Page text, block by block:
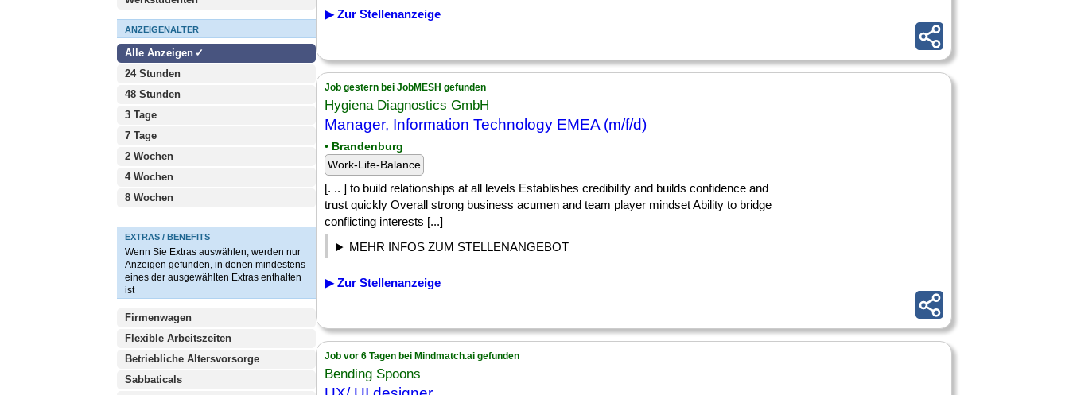
ANZEIGENALTER
Alle Anzeigen
24 Stunden
48 Stunden
3 Tage
7 Tage
2 Wochen
4 Wochen
8 Wochen
EXTRAS / BENEFITS
Wenn Sie Extras auswählen, werden nur
Anzeigen gefunden, in denen mindestens
eines der ausgewählten Extras enthalten
ist
Firmenwagen
Flexible Arbeitszeiten
Betriebliche Altersvorsorge
Sabbaticals
▶ Zur Stellenanzeige
Job gestern bei JobMESH gefunden
Hygiena Diagnostics GmbH
Manager, Information Technology EMEA (m/f/d)
• Brandenburg
Work-Life-Balance
[. .. ] to build relationships at all levels Establishes credibility and builds confidence and
trust quickly Overall strong business acumen and team player mindset Ability to bridge
conflicting interests [...]
MEHR INFOS ZUM STELLENANGEBOT
▶ Zur Stellenanzeige
Job vor 6 Tagen bei Mindmatch.ai gefunden
Bending Spoons